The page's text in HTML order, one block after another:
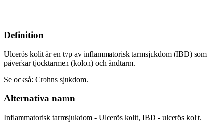
Definition
Ulcerös kolit är en typ av inflammatorisk tarmsjukdom (IBD) som
påverkar tjocktarmen (kolon) och ändtarm.
Se också: Crohns sjukdom.
Alternativa namn
Inflammatorisk tarmsjukdom - Ulcerös kolit, IBD - ulcerös kolit.